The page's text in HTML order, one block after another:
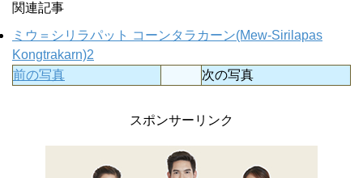
関連記事
ミウ＝シリラパット コーンタラカーン(Mew-Sirilapas
Kongtrakarn)2
前の写真
次の写真
スポンサーリンク